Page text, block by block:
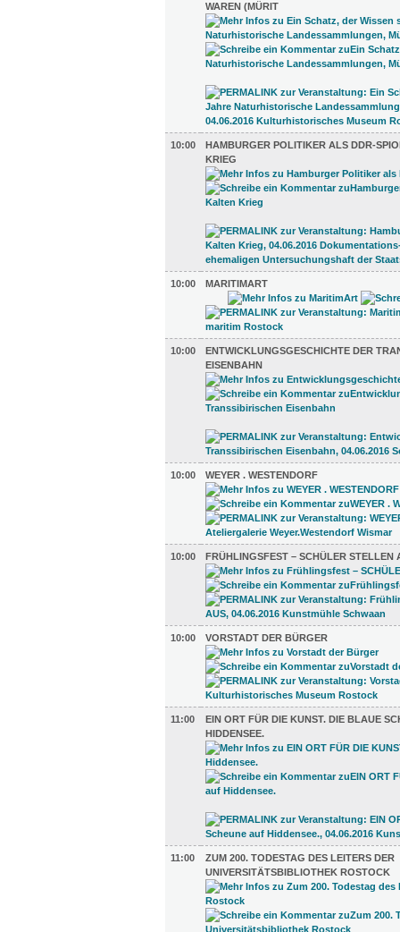
WAREN (MÜRIT
10:00
HAMBURGER POLITIKER ALS DDR-
KRIEG
10:00 MARITIMART
10:00
ENTWICKLUNGSGESCHICHTE DER
EISENBAHN
10:00 WEYER . WESTENDORF
10:00 FRÜHLINGSFEST – SCHÜLER STELLEN
10:00 VORSTADT DER BÜRGER
11:00
EIN ORT FÜR DIE KUNST. DIE BLAUE
HIDDENSEE.
11:00
ZUM 200. TODESTAG DES LEITERS DER
UNIVERSITÄTSBIBLIOTHEK ROSTOCK